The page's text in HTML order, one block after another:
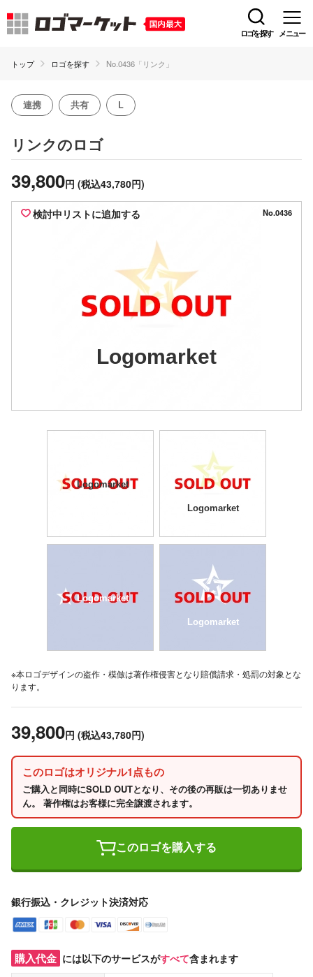
ロゴを探す メニュー
トップ ロゴを探す No.0436「リンク」
連携 共有 L
リンクのロゴ
39,800円 (税込43,780円)
検討中リストに追加する No.0436
Logomarket
Logomarket
Logomarket
Logomarket
Logomarket
※本ロゴデザインの盗作・模倣は著作権侵害となり賠償請求・処罰の対象とな
ります。
39,800円 (税込43,780円)
このロゴはオリジナル1点もの
ご購入と同時にSOLD OUTとなり、その後の再販は一切ありませ
ん。 著作権はお客様に完全譲渡されます。
このロゴを購入する
銀行振込・クレジット決済対応
購入代金 には以下のサービスがすべて含まれます